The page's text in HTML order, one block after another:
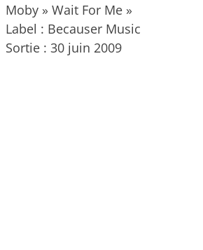
Moby » Wait For Me »
Label : Becauser Music
Sortie : 30 juin 2009